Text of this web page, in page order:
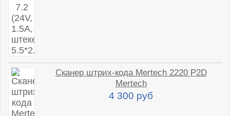
Сканер штрих-кода Mertech 2220 P2D
Mertech
4 300 руб